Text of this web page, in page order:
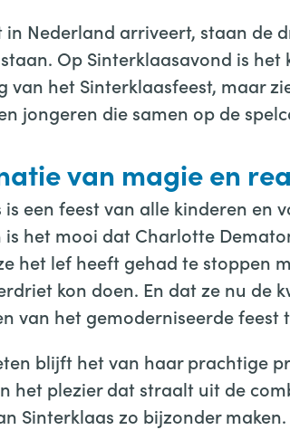
in Nederland arriveert, staan de
Op Sinterklaasavond is het
van het Sinterklaasfeest, maar
jongeren die samen op de
van magie en
is een feest van alle kinderen en
is het mooi dat Charlotte
het lef heeft gehad te stoppen
kon doen. En dat ze nu de
van het gemoderniseerde feest
blijft het van haar prachtige
het plezier dat straalt uit de
Sinterklaas zo bijzonder maken.